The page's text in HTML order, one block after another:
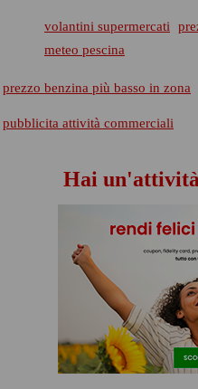
volantini supermercati
meteo pescina
prezzo benzina più basso in zona
pubblicita attività commerciali
Hai